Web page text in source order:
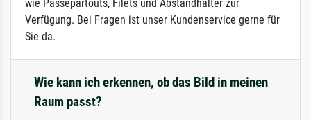
wie Passepartouts, Filets und Abstandhalter zur
Verfügung. Bei Fragen ist unser Kundenservice gerne für
Sie da.
Wie kann ich erkennen, ob das Bild in meinen
Raum passt?